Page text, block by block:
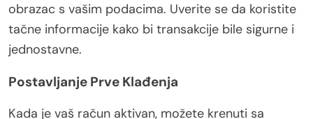
obrazac s vašim podacima. Uverite se da koristite
tačne informacije kako bi transakcije bile sigurne i
jednostavne.
Postavljanje Prve Klađenja
Kada je vaš račun aktivan, možete krenuti sa